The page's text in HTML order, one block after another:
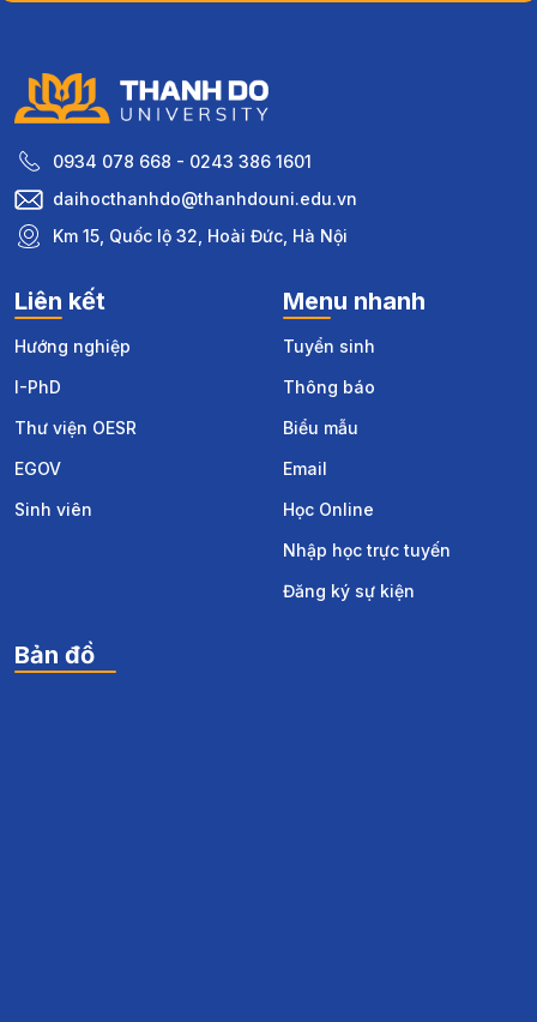
0934 078 668 - 0243 386 1601
daihocthanhdo@thanhdouni.edu.vn
Km 15, Quốc lộ 32, Hoài Đức, Hà Nội
Liên kết
Hướng nghiệp
I-PhD
Thư viện OESR
EGOV
Sinh viên
Menu nhanh
Tuyển sinh
Thông báo
Biểu mẫu
Email
Học Online
Nhập học trực tuyến
Đăng ký sự kiện
Bản đồ